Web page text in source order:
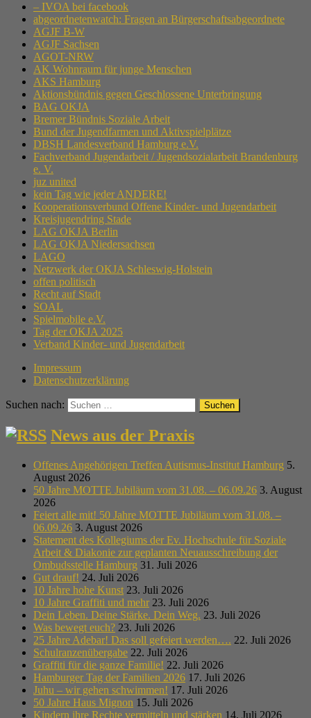
– IVOA bei facebook
abgeordnetenwatch: Fragen an Bürgerschaftsabgeordnete
AGJF B-W
AGJF Sachsen
AGOT-NRW
AK Wohnraum für junge Menschen
AKS Hamburg
Aktionsbündnis gegen Geschlossene Unterbringung
BAG OKJA
Bremer Bündnis Soziale Arbeit
Bund der Jugendfarmen und Aktivspielplätze
DBSH Landesverband Hamburg e.V.
Fachverband Jugendarbeit / Jugendsozialarbeit Brandenburg
e. V.
juz united
kein Tag wie jeder ANDERE!
Kooperationsverbund Offene Kinder- und Jugendarbeit
Kreisjugendring Stade
LAG OKJA Berlin
LAG OKJA Niedersachsen
LAGO
Netzwerk der OKJA Schleswig-Holstein
offen politisch
Recht auf Stadt
SOAL
Spielmobile e.V.
Tag der OKJA 2025
Verband Kinder- und Jugendarbeit
Impressum
Datenschutzerklärung
Suchen nach:
News aus der Praxis
Offenes Angehörigen Treffen Autismus-Institut Hamburg 5.
August 2026
50 Jahre MOTTE Jubiläum vom 31.08. – 06.09.26 3. August
2026
Feiert alle mit! 50 Jahre MOTTE Jubiläum vom 31.08. –
06.09.26 3. August 2026
Statement des Kollegiums der Ev. Hochschule für Soziale
Arbeit & Diakonie zur geplanten Neuausschreibung der
Ombudsstelle Hamburg 31. Juli 2026
Gut drauf! 24. Juli 2026
10 Jahre hohe Kunst 23. Juli 2026
10 Jahre Graffiti und mehr 23. Juli 2026
Dein Leben. Deine Stärke. Dein Weg. 23. Juli 2026
Was bewegt euch? 23. Juli 2026
25 Jahre Adebar! Das soll gefeiert werden…. 22. Juli 2026
Schulranzenübergabe 22. Juli 2026
Graffiti für die ganze Familie! 22. Juli 2026
Hamburger Tag der Familien 2026 17. Juli 2026
Juhu – wir gehen schwimmen! 17. Juli 2026
50 Jahre Haus Mignon 15. Juli 2026
Kindern ihre Rechte vermitteln und stärken 14. Juli 2026